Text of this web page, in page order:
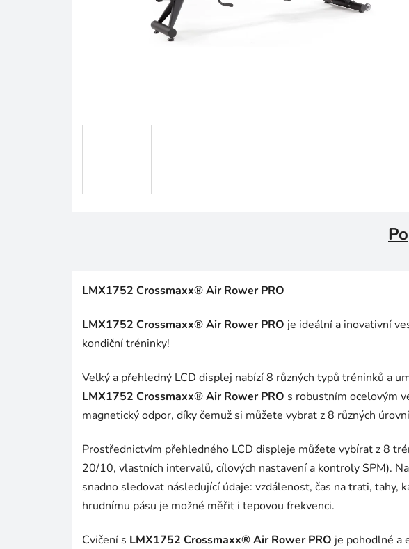
LMX1752 Crossmaxx® Air Rower PRO
LMX1752 Crossmaxx® Air Rower PRO je ideální a inovativní
kondiční tréninky!
Velký a přehledný LCD displej nabízí 8 různých typů tréninků a
LMX1752 Crossmaxx® Air Rower PRO s robustním ocelovým
magnetický odpor, díky čemuž si můžete vybrat z 8 různých
Prostřednictvím přehledného LCD displeje můžete vybírat z 8
20/10, vlastních intervalů, cílových nastavení a kontroly SPM).
snadno sledovat následující údaje: vzdálenost, čas na trati, tahy,
hrudnímu pásu je možné měřit i tepovou frekvenci.
Cvičení s LMX1752 Crossmaxx® Air Rower PRO je pohodlné a